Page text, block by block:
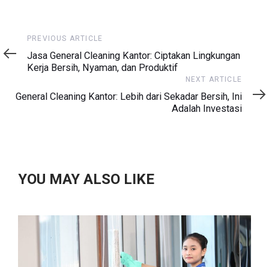
Previous
Article
PREVIOUS ARTICLE
Jasa General Cleaning Kantor: Ciptakan Lingkungan
Kerja Bersih, Nyaman, dan Produktif
Article
NEXT ARTICLE
General Cleaning Kantor: Lebih dari Sekadar Bersih, Ini
Adalah Investasi
YOU MAY ALSO LIKE